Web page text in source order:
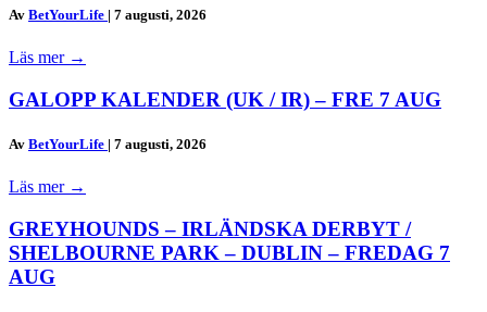
Av BetYourLife | 7 augusti, 2026
Läs mer →
GALOPP KALENDER (UK / IR) – FRE 7 AUG
Av BetYourLife | 7 augusti, 2026
Läs mer →
GREYHOUNDS – IRLÄNDSKA DERBYT /
SHELBOURNE PARK – DUBLIN – FREDAG 7
AUG